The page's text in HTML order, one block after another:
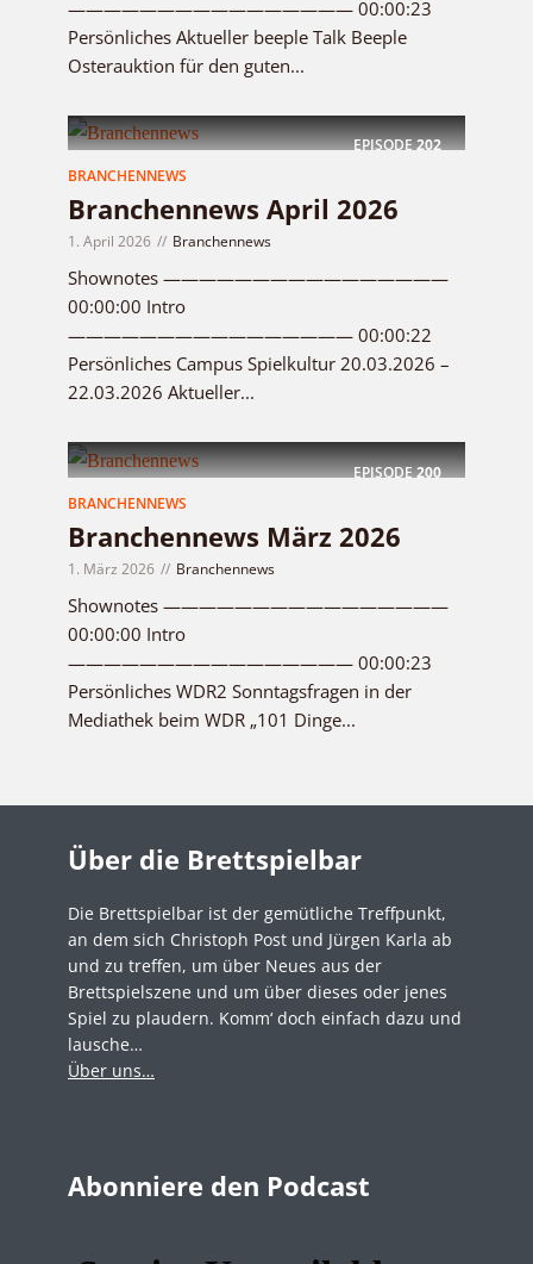
———————————————— 00:00:23
Persönliches Aktueller beeple Talk Beeple
Osterauktion für den guten...
EPISODE202
BRANCHENNEWS
Branchennews April 2026
1. April 2026 Branchennews
Shownotes ————————————————
00:00:00 Intro
———————————————— 00:00:22
Persönliches Campus Spielkultur 20.03.2026 –
22.03.2026 Aktueller...
EPISODE200
BRANCHENNEWS
Branchennews März 2026
1. März 2026 Branchennews
Shownotes ————————————————
00:00:00 Intro
———————————————— 00:00:23
Persönliches WDR2 Sonntagsfragen in der
Mediathek beim WDR „101 Dinge...
Über die Brettspielbar
Die Brettspielbar ist der gemütliche Treffpunkt,
an dem sich Christoph Post und Jürgen Karla ab
und zu treffen, um über Neues aus der
Brettspielszene und um über dieses oder jenes
Spiel zu plaudern. Komm‘ doch einfach dazu und
lausche…
Über uns…
Abonniere den Podcast